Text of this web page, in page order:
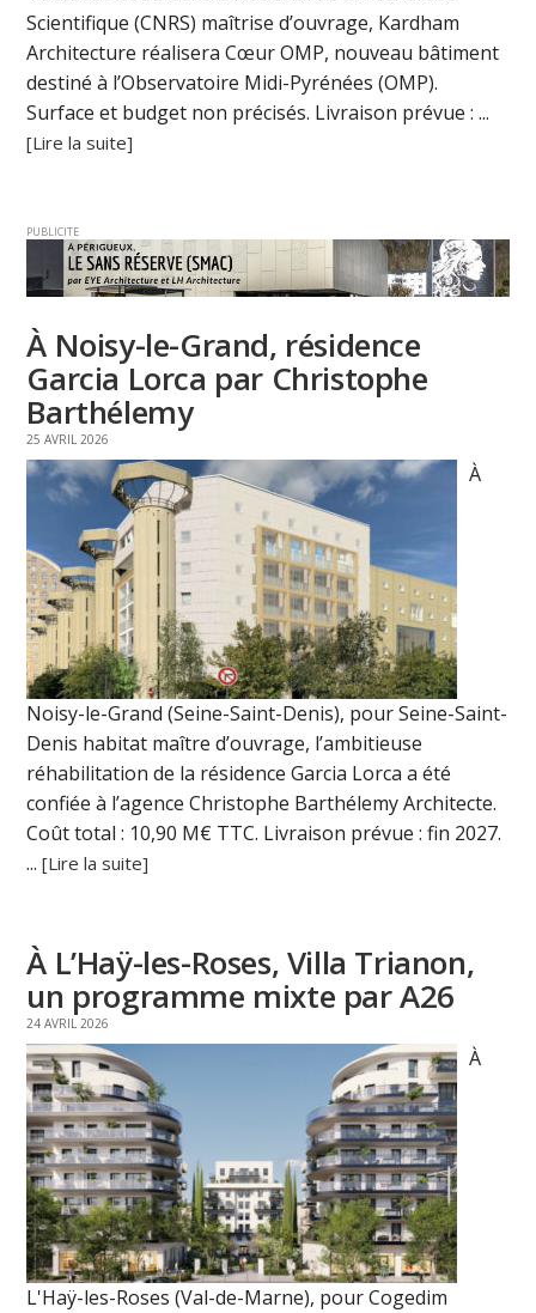
Scientifique (CNRS) maîtrise d’ouvrage, Kardham
Architecture réalisera Cœur OMP, nouveau bâtiment
destiné à l’Observatoire Midi-Pyrénées (OMP).
Surface et budget non précisés. Livraison prévue : ...
[Lire la suite]
PUBLICITE
À Noisy-le-Grand, résidence
Garcia Lorca par Christophe
Barthélemy
25 AVRIL 2026
À
Noisy-le-Grand (Seine-Saint-Denis), pour Seine-Saint-
Denis habitat maître d’ouvrage, l’ambitieuse
réhabilitation de la résidence Garcia Lorca a été
confiée à l’agence Christophe Barthélemy Architecte.
Coût total : 10,90 M€ TTC. Livraison prévue : fin 2027.
...[Lire la suite]
À L’Haÿ-les-Roses, Villa Trianon,
un programme mixte par A26
24 AVRIL 2026
À
L'Haÿ-les-Roses (Val-de-Marne), pour Cogedim